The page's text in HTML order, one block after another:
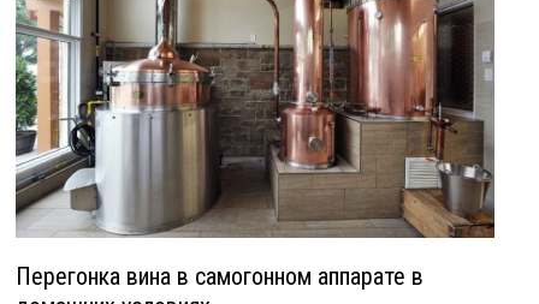
Перегонка вина в самогонном аппарате в